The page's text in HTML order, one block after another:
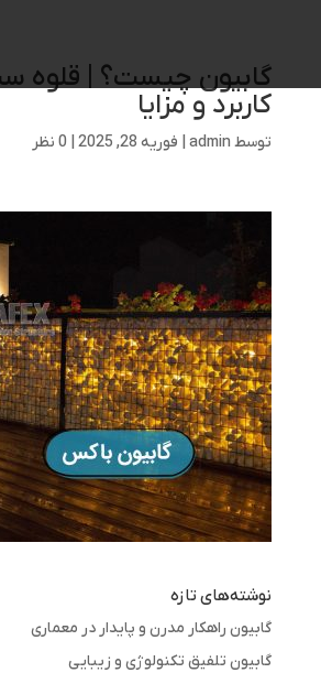
گابیون چیست؟ | قلوه
کاربرد و مزایا
توسط admin
| فوریه 28, 2025 | 0 نظر
نوشته‌های تازه
گابیون راهکار مدرن و پایدار در معماری
گابیون تلفیق تکنولوژی و زیبایی